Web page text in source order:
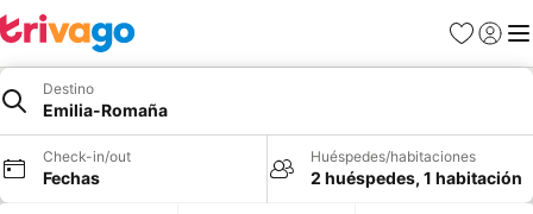
Favoritos
Iniciar
Destino
Emilia-Romaña
Check-in/out
Fechas
Huéspedes/habitaciones
2 huéspedes, 1 habitación